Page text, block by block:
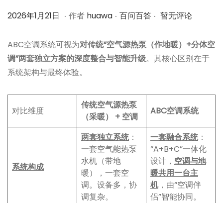
作
2026年1月21日 2
2
6
年
月
1
. 作者 huawa . 作
百问百答 . 暂无评论
ABC空调系统可视为对传统“空气源热泵（作地暖）+分体空
调”两套独立方案的深度整合与智能升级。其核心区别在于
系统架构与最终体验。
对比维度
传统空气源热泵
（采暖） + 空调
ABC空调系统
系统构成
两套独立系统：
一套空气能热泵
水机（带地
暖），一套空
调。设备多，协
调复杂。
一套融合系统：
“A+B+C”一体化
设计， 空调与地
暖共用一台主
机，由“空调伴
侣”智能协同。